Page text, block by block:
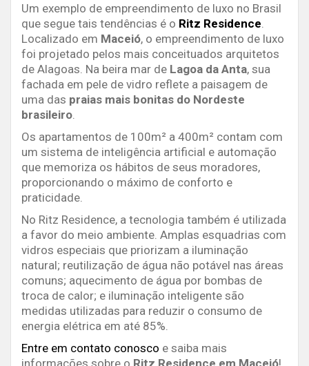
Um exemplo de empreendimento de luxo no Brasil
que segue tais tendências é o Ritz Residence
Localizado em Maceió, o empreendimento de luxo
foi projetado pelos mais conceituados arquitetos
de Alagoas. Na beira mar de Lagoa da Anta, sua
fachada em pele de vidro reflete a paisagem de
uma das praias mais bonitas do Nordeste
brasileiro
Os apartamentos de 100m² a 400m² contam com
um sistema de inteligência artificial e automação
que memoriza os hábitos de seus moradores,
proporcionando o máximo de conforto e
praticidade.
No Ritz Residence, a tecnologia também é utilizada
a favor do meio ambiente. Amplas esquadrias com
vidros especiais que priorizam a iluminação
natural; reutilização de água não potável nas áreas
comuns; aquecimento de água por bombas de
troca de calor; e iluminação inteligente são
medidas utilizadas para reduzir o consumo de
energia elétrica em até 85%.
Entre em contato conosco e saiba mais
informações sobre o Ritz Residence em Maceió!